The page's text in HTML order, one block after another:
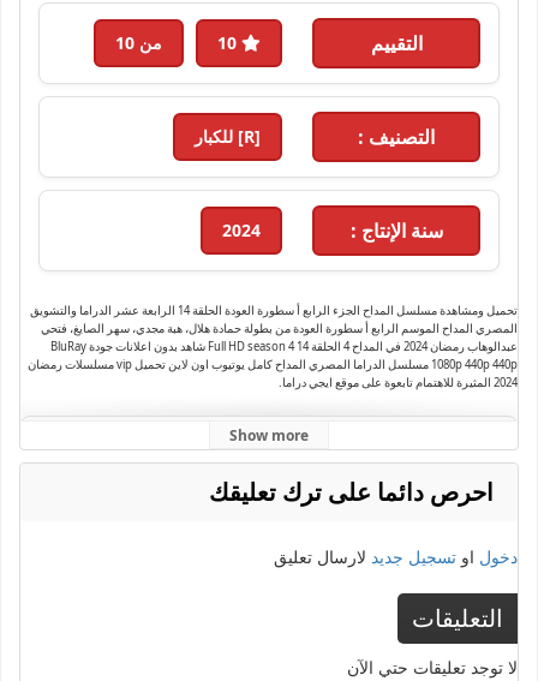
التقييم 10 من 10
التصنيف : [R] للكبار
سنة الإنتاج : 2024
تحميل ومشاهدة مسلسل المداح الجزء الرابع أ سطورة العودة الحلقة 14 الرابعة عشر الدراما والتشويق
المصري المداح الموسم الرابع أ سطورة العودة من بطولة حمادة هلال، هبة مجدي، سهر الصايغ، فتحي
عبدالوهاب رمضان 2024 في المداح 4 الحلقة 14 Full HD season 4 شاهد بدون اعلانات جودة BluRay
1080p 440p 440p مسلسل الدراما المصري المداح كامل يوتيوب اون لاين تحميل vip مسلسلات رمضان
2024 المثيرة للاهتمام تابعوة على موقع ايجي دراما.
الكلمات الدلالية :الجزء 4 ,الحلقة 1 ,الموسم 4 ,المداح,المداح 4 الحلقة 1 ,
المداح الجزء 4 الحلقة
مسلسلات رمضان 2024
,يوتيوب
Show more
احرص دائما على ترك تعليقك
دخول او تسجيل جديد لارسال تعليق
التعليقات
لا توجد تعليقات حتي الآن